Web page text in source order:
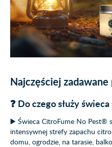
Najczęściej
❓ Do czego służy
▶️ Świeca CitroFume No Pest®
intensywnej strefy zapachu
domu, ogrodzie, na tarasie,